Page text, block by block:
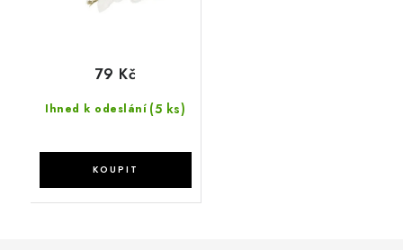
Ihned k odeslání (5 ks)
79 Kč